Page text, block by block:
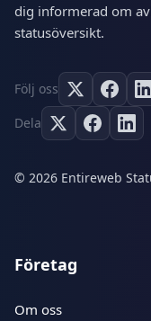
dig informerad om
statusöversikt.
Följ oss
Dela
© 2026 Entireweb
Företag
Om oss